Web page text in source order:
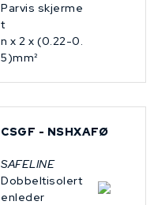
Parvis skjerme
t
n x 2 x (0.22-0.
5)mm²
CSGF - NSHXAFØ
SAFELINE
Dobbeltisolert
enleder